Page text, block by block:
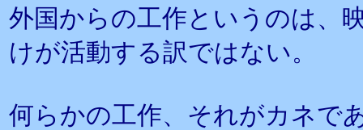
外国からの工作というのは、
けが活動する訳ではない。
何らかの工作、それがカネで